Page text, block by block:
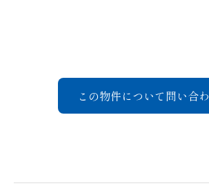
この物件について問い合